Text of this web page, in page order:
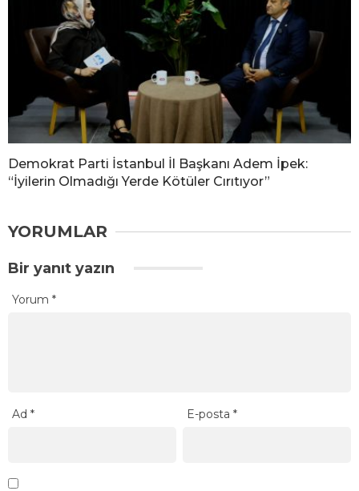
Demokrat Parti İstanbul İl Başkanı Adem İpek:
“İyilerin Olmadığı Yerde Kötüler Cırıtıyor”
YORUMLAR
Bir yanıt yazın
Yorum *
Ad * E-posta*